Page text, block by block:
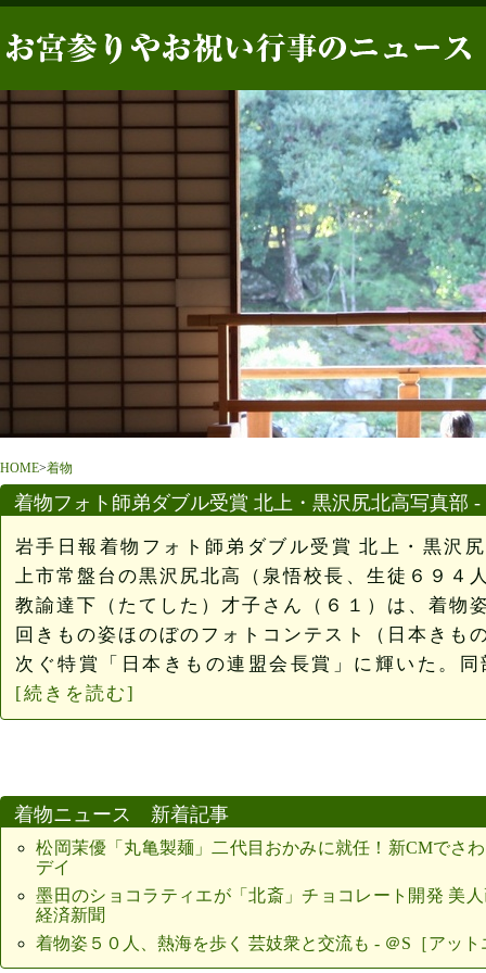
HOME>着物
着物フォト師弟ダブル受賞 北上・黒沢尻北高写真部 -
岩手日報着物フォト師弟ダブル受賞 北上・黒沢
上市常盤台の黒沢尻北高（泉悟校長、生徒６９４
教諭達下（たてした）才子さん（６１）は、着物
回きもの姿ほのぼのフォトコンテスト（日本きも
次ぐ特賞「日本きもの連盟会長賞」に輝いた。
[続きを読む]
着物ニュース 新着記事
松岡茉優「丸亀製麺」二代目おかみに就任！新CMでさ
デイ
墨田のショコラティエが「北斎」チョコレート開発 美
経済新聞
着物姿５０人、熱海を歩く 芸妓衆と交流も - ＠S［アッ